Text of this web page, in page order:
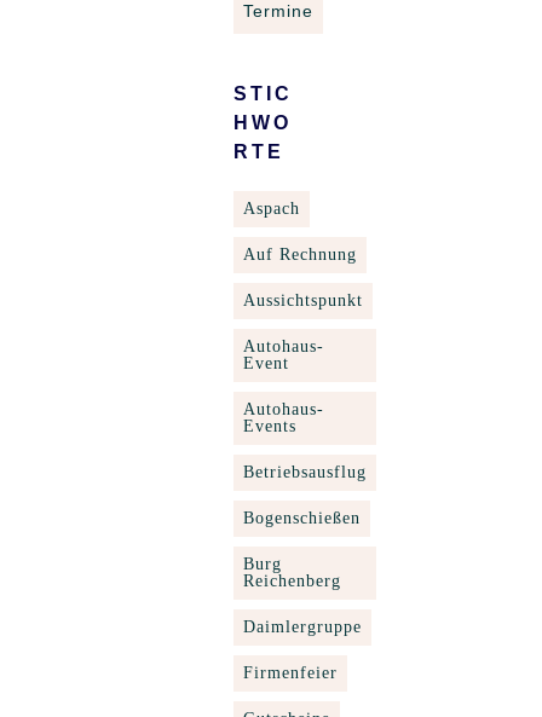
Termine
STIC
HWO
RTE
Aspach
Auf Rechnung
Aussichtspunkt
Autohaus-
Event
Autohaus-
Events
Betriebsausflug
Bogenschießen
Burg
Reichenberg
Daimlergruppe
Firmenfeier